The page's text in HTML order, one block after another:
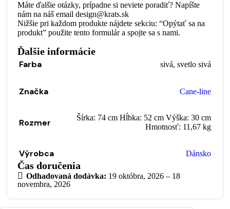
Máte ďalšie otázky, prípadne si neviete poradiť? Napíšte
nám na náš email design@krats.sk
Nižšie pri každom produkte nájdete sekciu: “Opýtať sa na
produkt” použite tento formulár a spojte sa s nami.
Ďalšie informácie
Farba sivá, svetlo sivá
Značka Cane-line
Rozmer
Šírka: 74 cm Hĺbka: 52 cm Výška: 30 cm
Hmotnosť: 11,67 kg
Výrobca Dánsko
Čas doručenia
Odhadovaná dodávka: 19 októbra, 2026 – 18
novembra, 2026